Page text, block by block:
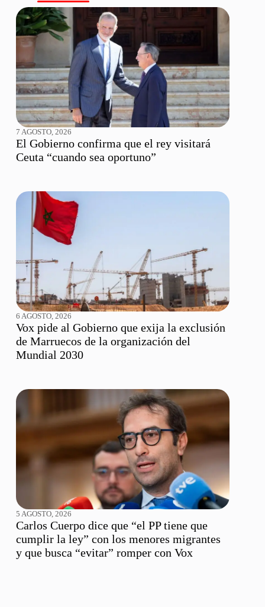
7 AGOSTO, 2026
El Gobierno confirma que el rey visitará
Ceuta “cuando sea oportuno”
6 AGOSTO, 2026
Vox pide al Gobierno que exija la exclusión
de Marruecos de la organización del
Mundial 2030
5 AGOSTO, 2026
Carlos Cuerpo dice que “el PP tiene que
cumplir la ley” con los menores migrantes
y que busca “evitar” romper con Vox